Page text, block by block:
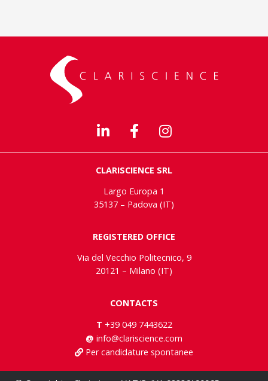
CLARISCIENCE SRL
Largo Europa 1
35137 – Padova (IT)
REGISTERED OFFICE
Via del Vecchio Politecnico, 9
20121 – Milano (IT)
CONTACTS
T +39 049 7443622
@ info@clariscience.com
Per candidature spontanee